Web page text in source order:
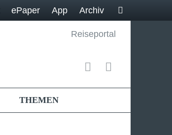
ePaper App Archiv
Reiseportal
THEMEN